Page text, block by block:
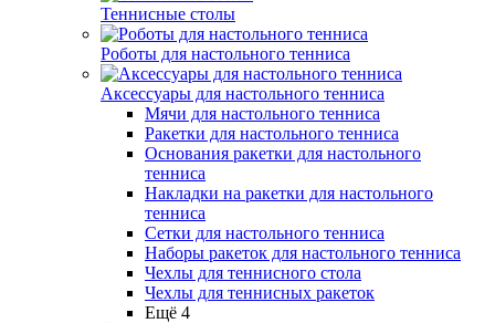
Теннисные столы
Роботы для настольного тенниса
Аксессуары для настольного тенниса
Мячи для настольного тенниса
Ракетки для настольного тенниса
Основания ракетки для настольного
тенниса
Накладки на ракетки для настольного
тенниса
Сетки для настольного тенниса
Наборы ракеток для настольного тенниса
Чехлы для теннисного стола
Чехлы для теннисных ракеток
Ещё 4